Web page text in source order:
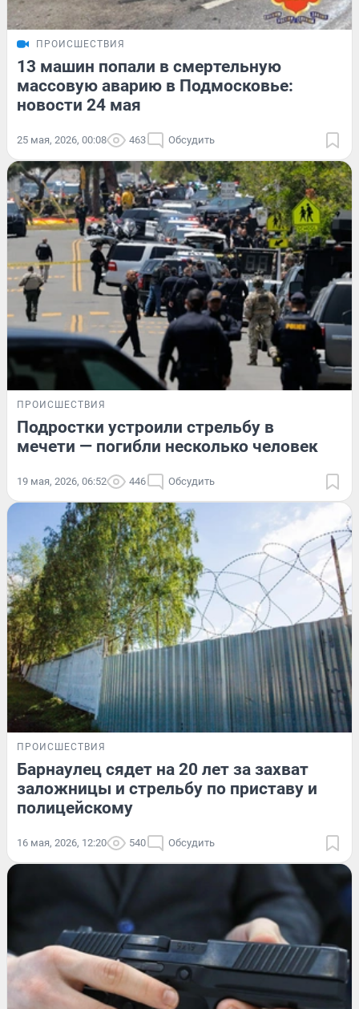
ПРОИСШЕСТВИЯ
13 машин попали в смертельную
массовую аварию в Подмосковье:
новости 24 мая
25 мая, 2026, 00:08 463 Обсудить
ПРОИСШЕСТВИЯ
Подростки устроили стрельбу в
мечети — погибли несколько человек
19 мая, 2026, 06:52 446 Обсудить
ПРОИСШЕСТВИЯ
Барнаулец сядет на 20 лет за захват
заложницы и стрельбу по приставу и
полицейскому
16 мая, 2026, 12:20 540 Обсудить